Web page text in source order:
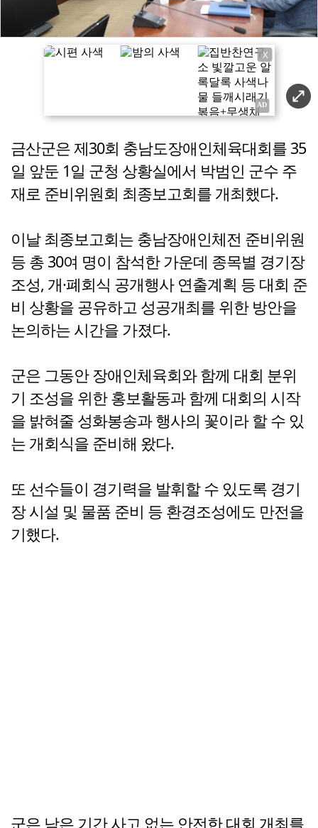
X
금산군은 제30회 충남도장애인체육대회를 35
일 앞둔 1일 군청 상황실에서 박범인 군수 주
재로 준비위원회 최종보고회를 개최했다.
이날 최종보고회는 충남장애인체전 준비위원
등 총 30여 명이 참석한 가운데 종목별 경기장
조성, 개·폐회식 공개행사 연출계획 등 대회 준
비 상황을 공유하고 성공개최를 위한 방안을
논의하는 시간을 가졌다.
군은 그동안 장애인체육회와 함께 대회 분위
기 조성을 위한 홍보활동과 함께 대회의 시작
을 밝혀줄 성화봉송과 행사의 꽃이라 할 수 있
는 개회식을 준비해 왔다.
또 선수들이 경기력을 발휘할 수 있도록 경기
장 시설 및 물품 준비 등 환경조성에도 만전을
기했다.
군은 남은 기간 사고 없는 안전한 대회 개최를